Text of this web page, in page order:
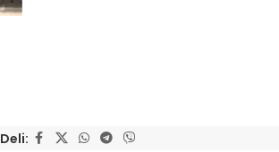
Deli: